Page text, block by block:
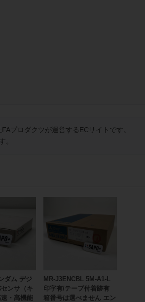
プロダクツが運営するECサイトです。
。
ダム デジ
ンサ（キ
・高機能
MR-J3ENCBL 5M-A1-L
印字有/テープ付着跡有
箱番号は選べません エン